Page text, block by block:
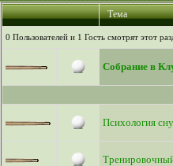
Тема
0 Пользователей и 1 Гость смотрят этот
Собрание в
Психология